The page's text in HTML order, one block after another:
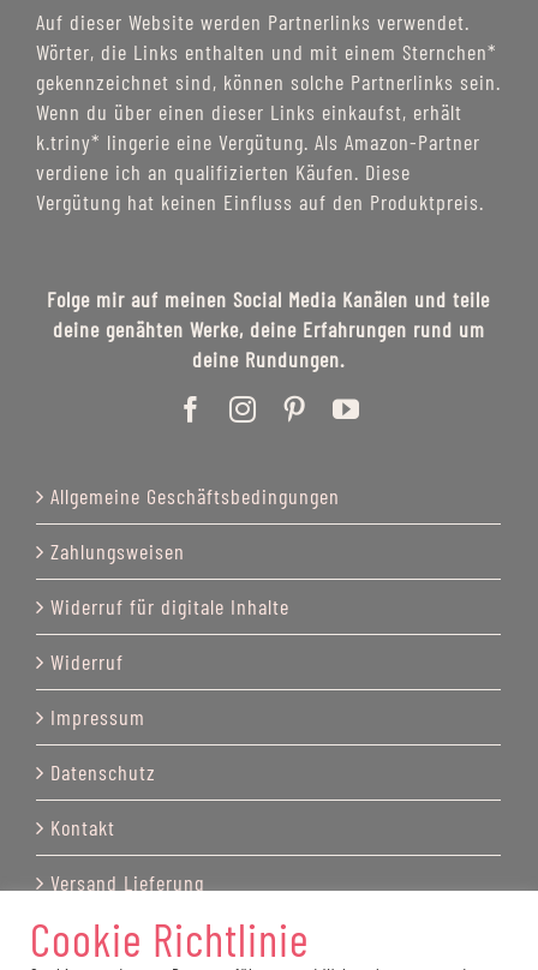
Auf dieser Website werden Partnerlinks verwendet.
Wörter, die Links enthalten und mit einem Sternchen*
gekennzeichnet sind, können solche Partnerlinks sein.
Wenn du über einen dieser Links einkaufst, erhält
k.triny* lingerie eine Vergütung. Als Amazon-Partner
verdiene ich an qualifizierten Käufen. Diese
Vergütung hat keinen Einfluss auf den Produktpreis.
Folge mir auf meinen Social Media Kanälen und teile
deine genähten Werke, deine Erfahrungen rund um
deine Rundungen.
Allgemeine Geschäftsbedingungen
Zahlungsweisen
Widerruf für digitale Inhalte
Widerruf
Impressum
Datenschutz
Kontakt
Versand Lieferung
Cookie Richtlinie